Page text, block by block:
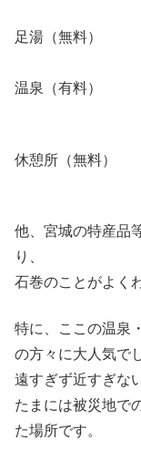
足湯（無料）
温泉（有料）
休憩所（無料）
他、宮城の特産品
り、
石巻のことがよく
特に、ここの温泉
の方々に大人気で
遠すぎず近すぎな
たまには被災地で
た場所です。